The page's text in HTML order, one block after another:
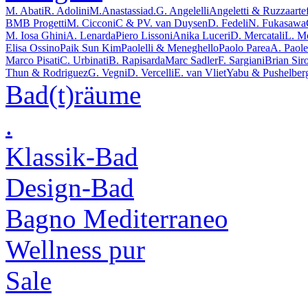
M. AbatiR. AdoliniM.Anastassiad.G. AngelelliAngeletti & Ruzza
BMB ProgettiM. CicconiC & PV. van DuysenD. FedeliN. Fukasawa
M. Iosa GhiniA. LenardaPiero LissoniAnika LuceriD. MercataliL.
Elisa OssinoPaik Sun KimPaolelli & MeneghelloPaolo PareaA.
Marco PisatiC. UrbinatiB. RapisardaMarc SadlerF. SargianiBrian
Thun & RodriguezG. VegniD. VercelliE. van VlietYabu &
Bad(t)räume
.
Klassik-Bad
Design-Bad
Bagno Mediterraneo
Wellness pur
Sale